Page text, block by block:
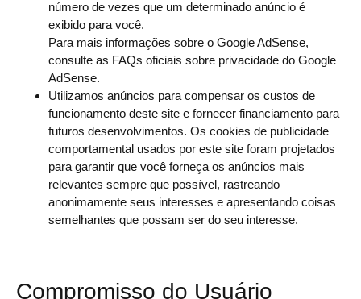
número de vezes que um determinado anúncio é
exibido para você.
Para mais informações sobre o Google AdSense,
consulte as FAQs oficiais sobre privacidade do Google
AdSense.
Utilizamos anúncios para compensar os custos de
funcionamento deste site e fornecer financiamento para
futuros desenvolvimentos. Os cookies de publicidade
comportamental usados ​​por este site foram projetados
para garantir que você forneça os anúncios mais
relevantes sempre que possível, rastreando
anonimamente seus interesses e apresentando coisas
semelhantes que possam ser do seu interesse.
Compromisso do Usuário